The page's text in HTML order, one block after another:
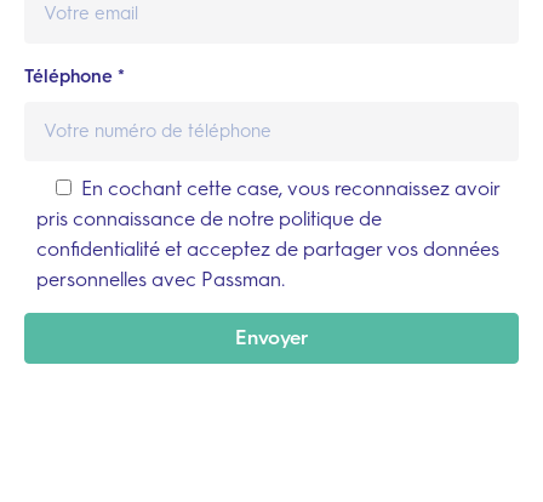
Téléphone *
En cochant cette case, vous reconnaissez avoir
pris connaissance de notre politique de
confidentialité et acceptez de partager vos données
personnelles avec Passman.
Envoyer